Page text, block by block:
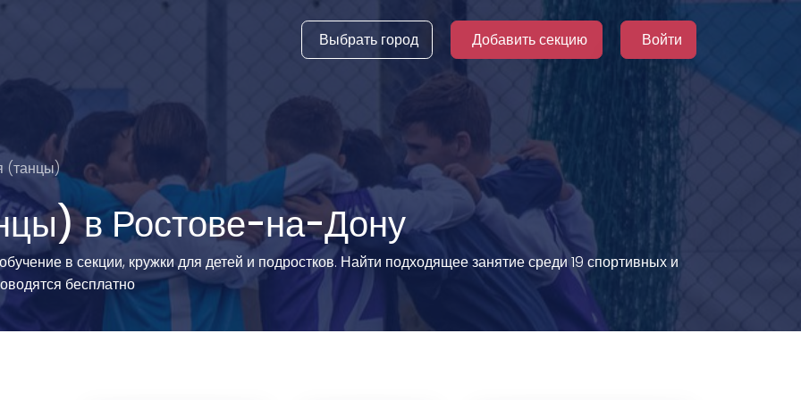
виды
спорт
спорта
Выбрать город Добавить секцию Войти
(танцы)
в Ростове-на-Дону
в секции, кружки для детей и подростков. Найти подходящее занятие среди 19 спортивных и
бесплатно